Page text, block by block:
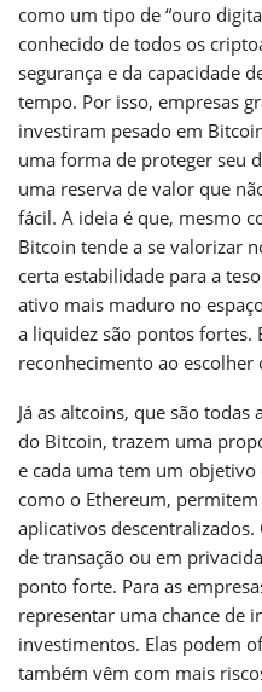
como um tipo de “ouro
conhecido de todos os
segurança e da capacidade
tempo. Por isso, empresas
investiram pesado em
uma forma de proteger seu
uma reserva de valor que
fácil. A ideia é que, mesmo
Bitcoin tende a se valorizar
certa estabilidade para a
ativo mais maduro no
a liquidez são pontos fortes.
reconhecimento ao escolher
Já as altcoins, que são
do Bitcoin, trazem uma
e cada uma tem um
como o Ethereum,
aplicativos
de transação ou em
ponto forte. Para as
representar uma chance de
investimentos. Elas podem
também vêm com mais